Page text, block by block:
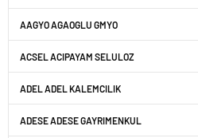
AAGYO AGAOGLU GMYO
ACSEL ACIPAYAM SELULOZ
ADEL ADEL KALEMCILIK
ADESE ADESE GAYRIMENKUL